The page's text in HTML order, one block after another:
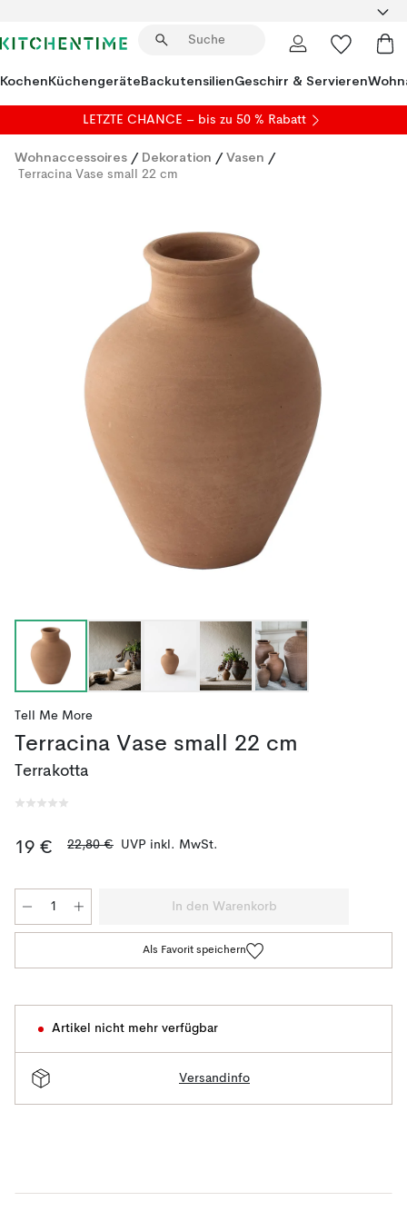
KochenKüchengeräteBackutensilienGeschirr & Servieren
LETZTE CHANCE – bis zu 50 % Rabatt
Wohnaccessoires / Dekoration / Vasen /
Terracina Vase small 22 cm
Tell Me More
Terracina Vase small 22 cm
Terrakotta
19 € 22,80 € UVP inkl. MwSt.
In den Warenkorb
Als Favorit speichern
Artikel nicht mehr verfügbar
Versandinfo